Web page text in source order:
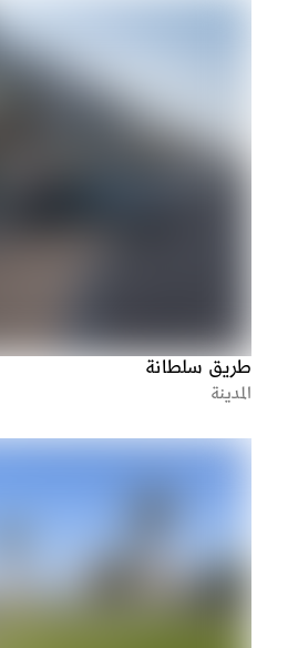
طريق سلطانة
المدينة